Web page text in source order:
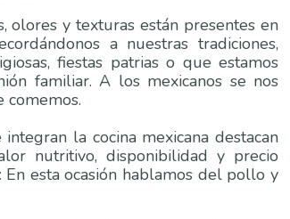
olores y texturas están presentes en
a nuestras tradiciones,
fiestas patrias o que estamos
familiar. A los mexicanos se nos
comemos.
la cocina mexicana destacan
nutritivo, disponibilidad y precio
esta ocasión hablamos del pollo y